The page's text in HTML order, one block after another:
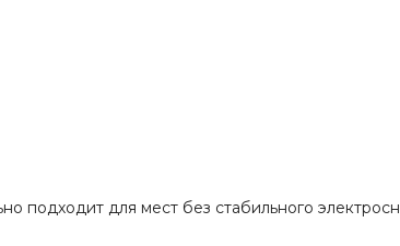
подходит для мест без стабильного